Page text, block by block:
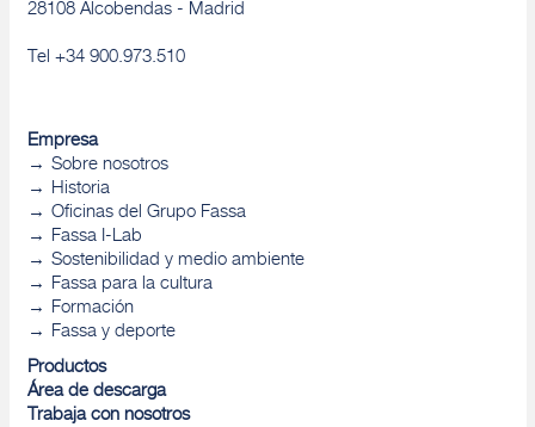
28108 Alcobendas - Madrid
Tel +34 900.973.510
Empresa
Sobre nosotros
Historia
Oficinas del Grupo Fassa
Fassa I-Lab
Sostenibilidad y medio ambiente
Fassa para la cultura
Formación
Fassa y deporte
Productos
Área de descarga
Trabaja con nosotros